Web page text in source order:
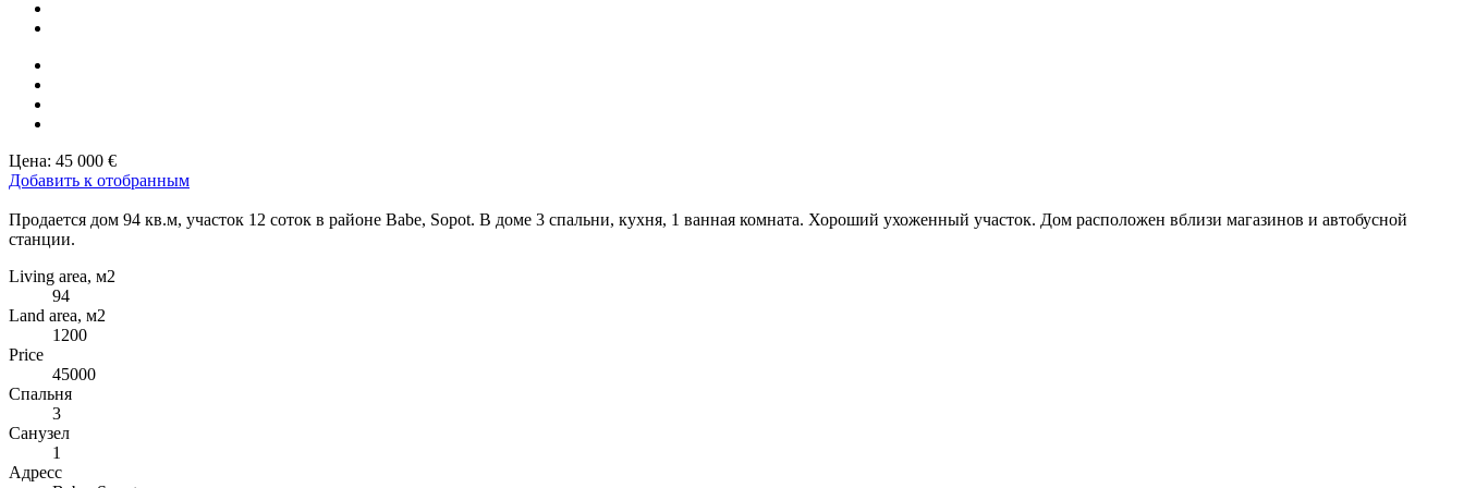
Цена: 45 000 €
Добавить к отобранным
Продается дом 94 кв.м, участок 12 соток в районе Babe, Sopot. В доме 3 спальни, кухня, 1 ванная комната. Хороший ухоженный участок. Дом расположен вблизи магазинов и автобусной
станции.
Living area, м2
94
Land area, м2
1200
Price
45000
Спальня
3
Санузел
1
Адресс